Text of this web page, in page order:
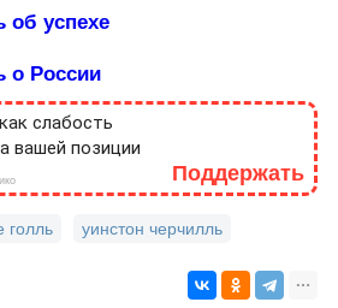
об успехе
о России
слабость
вашей позиции
Поддержать
голль уинстон черчилль